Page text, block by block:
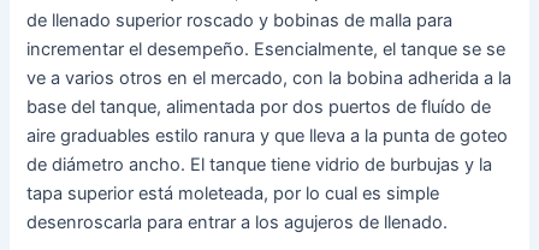
de llenado superior roscado y bobinas de malla para
incrementar el desempeño. Esencialmente, el tanque se se
ve a varios otros en el mercado, con la bobina adherida a la
base del tanque, alimentada por dos puertos de fluído de
aire graduables estilo ranura y que lleva a la punta de goteo
de diámetro ancho. El tanque tiene vidrio de burbujas y la
tapa superior está moleteada, por lo cual es simple
desenroscarla para entrar a los agujeros de llenado.